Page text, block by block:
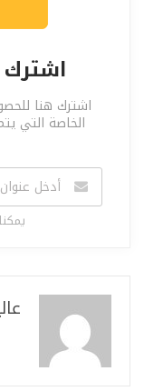
اشترك
اشترك هنا
الخاصة التي